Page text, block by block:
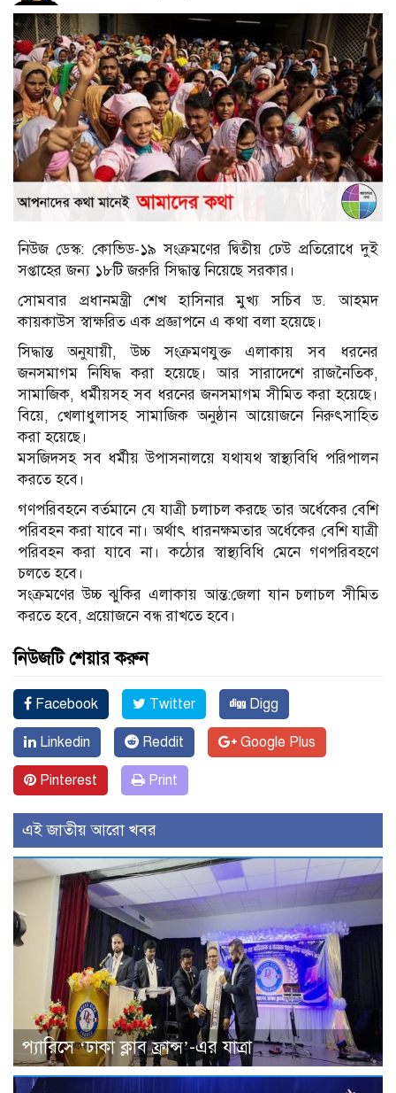
নিউজ ডেস্ক: কোভিড-১৯ সংক্রমণের দ্বিতীয় ঢেউ প্রতিরোধে দুই
সপ্তাহের জন্য ১৮টি জরুরি সিদ্ধান্ত নিয়েছে সরকার।
সোমবার প্রধানমন্ত্রী শেখ হাসিনার মুখ্য সচিব ড. আহমদ
কায়কাউস স্বাক্ষরিত এক প্রজ্ঞাপনে এ কথা বলা হয়েছে।
সিদ্ধান্ত অনুযায়ী, উচ্চ সংক্রমণযুক্ত এলাকায় সব ধরনের
জনসমাগম নিষিদ্ধ করা হয়েছে। আর সারাদেশে রাজনৈতিক,
সামাজিক, ধর্মীয়সহ সব ধরনের জনসমাগম সীমিত করা হয়েছে।
বিয়ে, খেলাধুলাসহ সামাজিক অনুষ্ঠান আয়োজনে নিরুৎসাহিত
করা হয়েছে।
মসজিদসহ সব ধর্মীয় উপাসনালয়ে যথাযথ স্বাস্থ্যবিধি পরিপালন
করতে হবে।
গণপরিবহনে বর্তমানে যে যাত্রী চলাচল করছে তার অর্ধেকের বেশি
পরিবহন করা যাবে না। অর্থাৎ ধারনক্ষমতার অর্ধেকের বেশি যাত্রী
পরিবহন করা যাবে না। কঠোর স্বাস্থ্যবিধি মেনে গণপরিবহণে
চলতে হবে।
সংক্রমণের উচ্চ ঝুকির এলাকায় আন্ত:জেলা যান চলাচল সীমিত
করতে হবে, প্রয়োজনে বন্ধ রাখতে হবে।
নিউজটি শেয়ার করুন
Facebook Twitter Digg
Linkedin Reddit Google Plus
Pinterest Print
এই জাতীয় আরো খবর
প্যারিসে ‘ঢাকা ক্লাব ফ্রান্স’-এর যাত্রা